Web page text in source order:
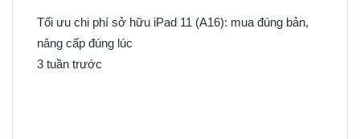
Tối ưu chi phí sở hữu iPad 11 (A16): mua đúng bản,
nâng cấp đúng lúc
3 tuần trước